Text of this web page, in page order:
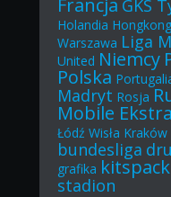
GKS
Holandia Hongkong
Warszawa Liga
United Niemcy
Polska
Madryt Rosja
Mobile
Łódź Wisła Kraków
bundesliga
grafika kitspack
stadion